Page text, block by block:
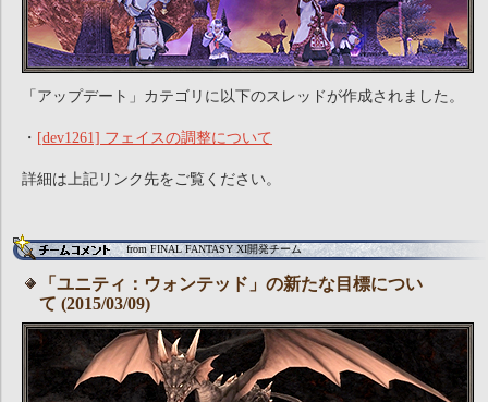
「アップデート」カテゴリに以下のスレッドが作成されました。
・ [dev1261] フェイスの調整について
詳細は上記リンク先をご覧ください。
from FINAL FANTASY XI開発チーム
「ユニティ：ウォンテッド」の新たな目標につい
て (2015/03/09)